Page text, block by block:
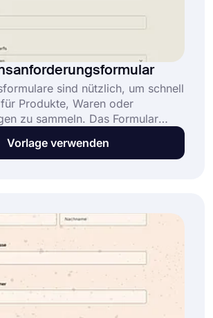
sind nützlich, um schnell
Produkte, Waren oder
zu sammeln. Das Formular
diese Anfragen jederzeit ohne
zu erhalten. Erstellen Sie Ihr
Vorlage verwenden